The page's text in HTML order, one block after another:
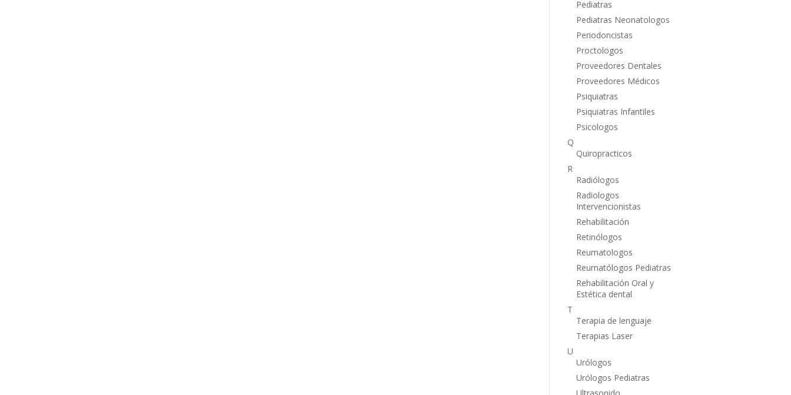
Pediatras
Pediatras Neonatologos
Periodoncistas
Proctologos
Proveedores Dentales
Proveedores Médicos
Psiquiatras
Psiquiatras Infantiles
Psicologos
Q
Quiropracticos
R
Radiólogos
Radiologos
Intervencionistas
Rehabilitación
Retinólogos
Reumatologos
Reumatólogos Pediatras
Rehabilitación Oral y
Estética dental
T
Terapia de lenguaje
Terapias Laser
U
Urólogos
Urólogos Pediatras
Ultrasonido